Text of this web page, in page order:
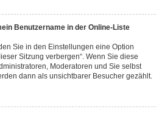
Benutzername in der Online-Liste
Sie in den Einstellungen eine Option
Sitzung verbergen“. Wenn Sie diese
Moderatoren und Sie selbst
dann als unsichtbarer Besucher gezählt.